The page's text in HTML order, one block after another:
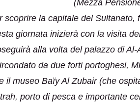
(Mezza
scoprire la capitale del
giornata inizierà con la visita
alla volta del palazzo di
da due forti portoghesi,
il museo Baïy Al Zubair (che
porto di pesca e importante